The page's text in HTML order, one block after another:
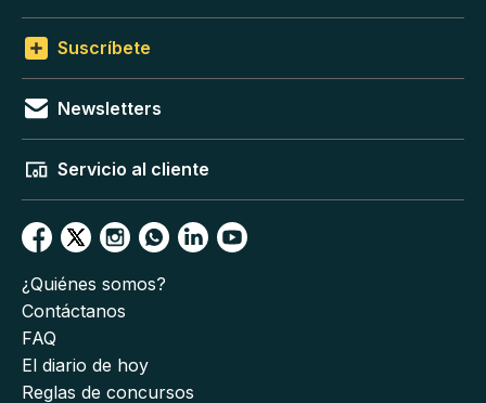
Suscríbete
Newsletters
Servicio al cliente
¿Quiénes somos?
Contáctanos
FAQ
El diario de hoy
Reglas de concursos